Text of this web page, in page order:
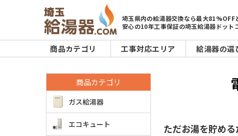
埼玉県内の給湯器交換なら最大81%OFF
安心の10年工事保証の埼玉給湯器ドット
商品カテゴリ 工事対応エリア 給湯器の選
商品カテゴリ
ガス給湯器
エコキュート ただお湯を貯め